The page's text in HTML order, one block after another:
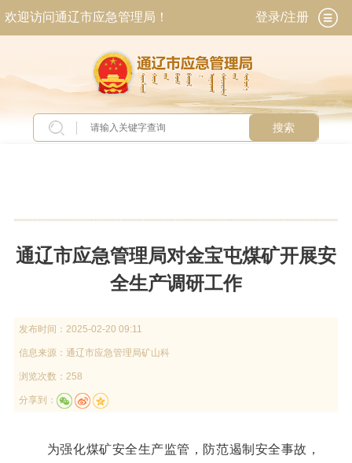
欢迎访问通辽市应急管理局！ 登录/注册
搜索
通辽市应急管理局对金宝屯煤矿开展安
全生产调研工作
发布时间： 2025-02-20 09:11
信息来源： 通辽市应急管理局矿山科
浏览次数：258
分享到：
为强化煤矿安全生产监管，防范遏制安全事故，